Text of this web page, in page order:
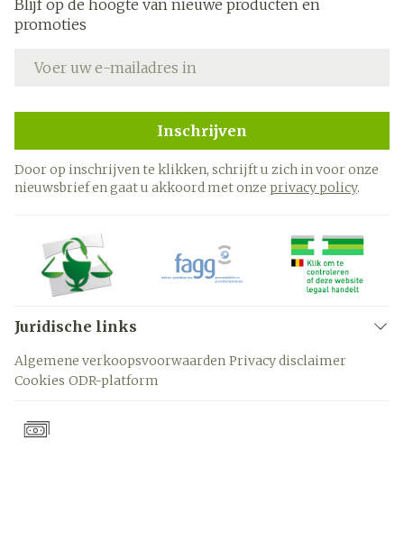
Blijf op de hoogte van nieuwe producten en
promoties
Inschrijven
Door op inschrijven te klikken, schrijft u zich in voor onze
nieuwsbrief en gaat u akkoord met onze privacy policy.
Juridische links
Algemene verkoopsvoorwaarden Privacy disclaimer
Cookies ODR-platform